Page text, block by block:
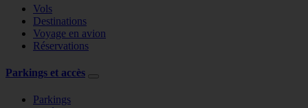
Vols
Destinations
Voyage en avion
Réservations
Parkings et accès
Parkings